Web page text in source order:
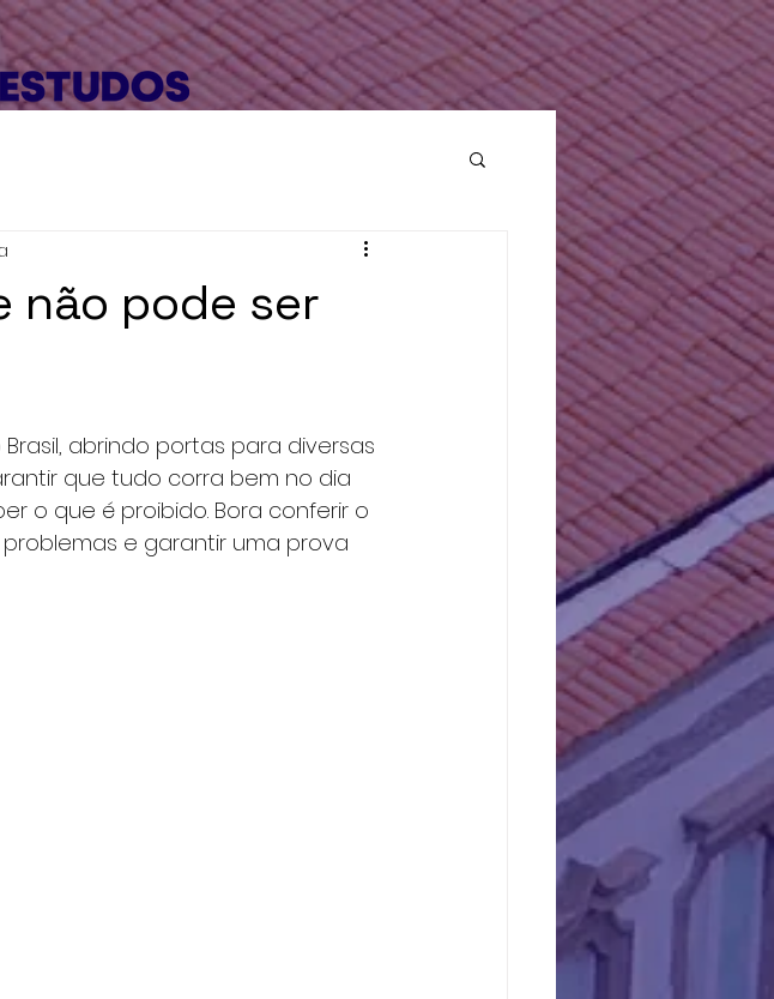
], "ph": [ null ] }, "custom_data": { "currency": "BRL", "value": 29.9 } } ] "test_event_code:"
não pode ser
abrindo portas para diversas
que tudo corra bem no dia
o que é proibido. Bora conferir o
e garantir uma prova